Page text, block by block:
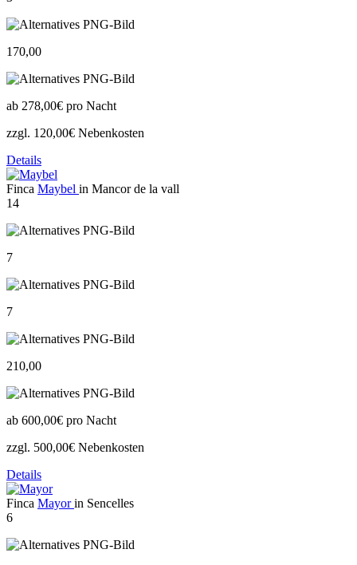
170,00
ab 278,00€ pro Nacht
zzgl. 120,00€ Nebenkosten
Details
Finca Maybel in Mancor de la vall
14
7
7
210,00
ab 600,00€ pro Nacht
zzgl. 500,00€ Nebenkosten
Details
Finca Mayorin Sencelles
6